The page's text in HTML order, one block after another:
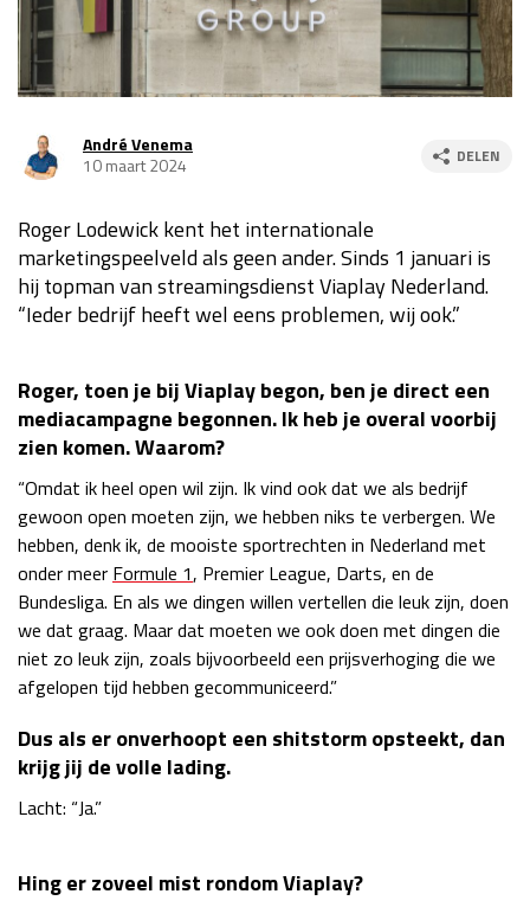
Race
za 13:00 - 15:00
Kwalificatie
za 23:00 - 00:00
Race
zo 21:00 - 23:00
GP MEXICO 2026 30 okt - 01 nov
Kwalificatie
za 22:00 - 23:00
Race
zo 21:00 - 23:00
Kwalificatie
za 19:00 - 20:00
LAS VEGAS GRAND PRIX 2026 20 - 22 nov
Kwalificatie
za 05:00 - 06:00
Race
zo 05:00 - 07:00
GP ABU DHABI 2026 04 - 06 dec
Kwalificatie
Race
zo 14:00 - 16:00
André Venema
10 maart 2024
DELEN
Roger Lodewick kent het internationale
marketingspeelveld als geen ander. Sinds 1 januari is
hij topman van streamingsdienst Viaplay Nederland.
“Ieder bedrijf heeft wel eens problemen, wij ook.”
Roger, toen je bij Viaplay begon, ben je direct een
mediacampagne begonnen. Ik heb je overal voorbij
zien komen. Waarom?
“Omdat ik heel open wil zijn. Ik vind ook dat we als bedrijf
gewoon open moeten zijn, we hebben niks te verbergen. We
hebben, denk ik, de mooiste sportrechten in Nederland met
onder meer Formule 1, Premier League, Darts, en de
Bundesliga. En als we dingen willen vertellen die leuk zijn, doen
we dat graag. Maar dat moeten we ook doen met dingen die
niet zo leuk zijn, zoals bijvoorbeeld een prijsverhoging die we
afgelopen tijd hebben gecommuniceerd.”
Dus als er onverhoopt een shitstorm opsteekt, dan
krijg jij de volle lading.
Lacht: “Ja.”
Hing er zoveel mist rondom Viaplay?